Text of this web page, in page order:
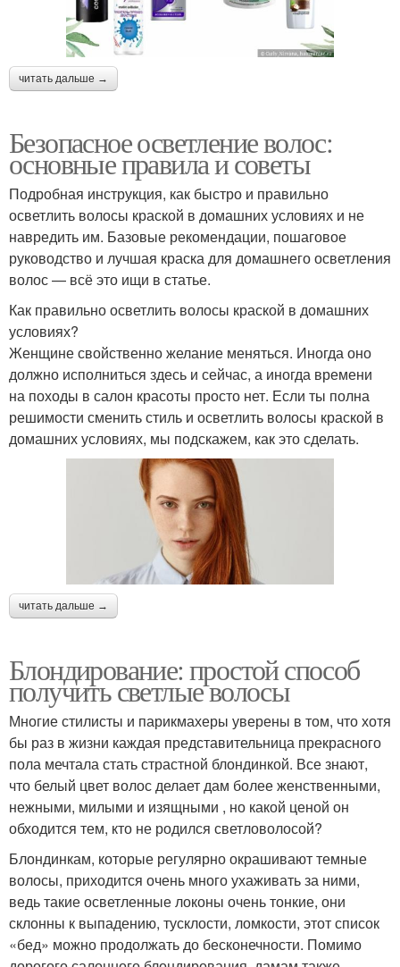
читать дальше →
Безопасное осветление волос:
основные правила и советы
Подробная инструкция, как быстро и правильно
осветлить волосы краской в домашних условиях и не
навредить им. Базовые рекомендации, пошаговое
руководство и лучшая краска для домашнего осветления
волос — всё это ищи в статье.
Как правильно осветлить волосы краской в домашних
условиях?
Женщине свойственно желание меняться. Иногда оно
должно исполниться здесь и сейчас, а иногда времени
на походы в салон красоты просто нет. Если ты полна
решимости сменить стиль и осветлить волосы краской в
домашних условиях, мы подскажем, как это сделать.
читать дальше →
Блондирование: простой способ
получить светлые волосы
Многие стилисты и парикмахеры уверены в том, что хотя
бы раз в жизни каждая представительница прекрасного
пола мечтала стать страстной блондинкой. Все знают,
что белый цвет волос делает дам более женственными,
нежными, милыми и изящными , но какой ценой он
обходится тем, кто не родился светловолосой?
Блондинкам, которые регулярно окрашивают темные
волосы, приходится очень много ухаживать за ними,
ведь такие осветленные локоны очень тонкие, они
склонны к выпадению, тусклости, ломкости, этот список
«бед» можно продолжать до бесконечности. Помимо